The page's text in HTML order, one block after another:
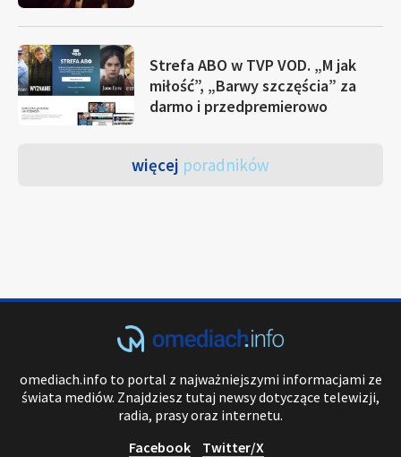
Strefa ABO w TVP VOD. „M jak
miłość”, „Barwy szczęścia” za
darmo i przedpremierowo
więcej poradników
omediach.info to portal z najważniejszymi informacjami ze
świata mediów. Znajdziesz tutaj newsy dotyczące telewizji,
radia, prasy oraz internetu.
Facebook
Twitter/X